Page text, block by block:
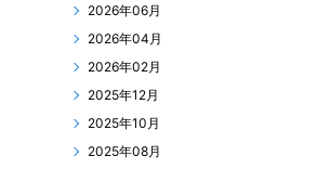
2026年06月
2026年04月
2026年02月
2025年12月
2025年10月
2025年08月